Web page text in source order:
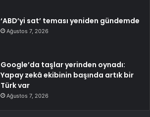
‘ABD’yi sat’ teması yeniden gündemde
Ağustos 7, 2026
Google’da taşlar yerinden oynadı:
Yapay zekâ ekibinin başında artık bir
Türk var
Ağustos 7, 2026